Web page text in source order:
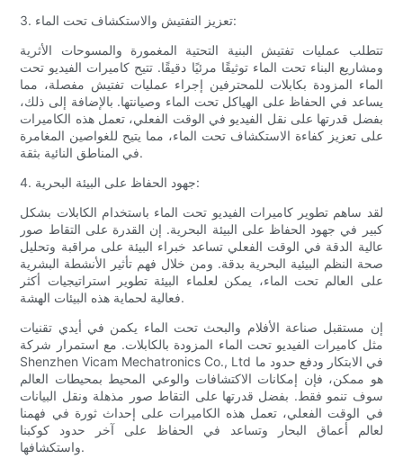
3. تعزيز التفتيش والاستكشاف تحت الماء:
تتطلب عمليات تفتيش البنية التحتية المغمورة والمسوحات الأثرية
ومشاريع البناء تحت الماء توثيقًا مرئيًا دقيقًا. تتيح كاميرات الفيديو تحت
الماء المزودة بكابلات للمحترفين إجراء عمليات تفتيش مفصلة، مما
يساعد في الحفاظ على الهياكل تحت الماء وصيانتها. بالإضافة إلى ذلك،
بفضل قدرتها على نقل الفيديو في الوقت الفعلي، تعمل هذه الكاميرات
على تعزيز كفاءة الاستكشاف تحت الماء، مما يتيح للغواصين المغامرة
في المناطق النائية بثقة.
4. جهود الحفاظ على البيئة البحرية:
لقد ساهم تطوير كاميرات الفيديو تحت الماء باستخدام الكابلات بشكل
كبير في جهود الحفاظ على البيئة البحرية. إن القدرة على التقاط صور
عالية الدقة في الوقت الفعلي تساعد خبراء البيئة على مراقبة وتحليل
صحة النظم البيئية البحرية بدقة. ومن خلال فهم تأثير الأنشطة البشرية
على العالم تحت الماء، يمكن لعلماء البيئة تطوير استراتيجيات أكثر
فعالية لحماية هذه البيئات الهشة.
إن مستقبل صناعة الأفلام والبحث تحت الماء يكمن في أيدي تقنيات
مثل كاميرات الفيديو تحت الماء المزودة بالكابلات. مع استمرار شركة
Shenzhen Vicam Mechatronics Co., Ltd في الابتكار ودفع حدود ما
هو ممكن، فإن إمكانات الاكتشافات والوعي المحيط بمحيطات العالم
سوف تنمو فقط. بفضل قدرتها على التقاط صور مذهلة ونقل البيانات
في الوقت الفعلي، تعمل هذه الكاميرات على إحداث ثورة في فهمنا
لعالم أعماق البحار وتساعد في الحفاظ على آخر حدود كوكبنا
واستكشافها.